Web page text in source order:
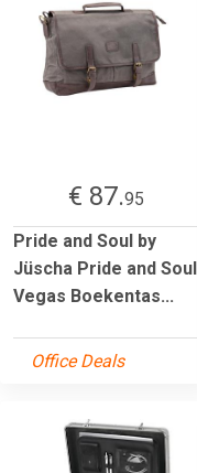
€ 87.95
Pride and Soul by
Jüscha Pride and Soul
Vegas Boekentas...
Office Deals